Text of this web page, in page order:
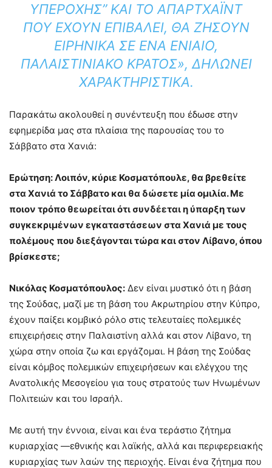
ΥΠΕΡΟΧΉΣ” ΚΑΙ ΤΟ ΑΠΑΡΤΧΆΙΝΤ
ΠΟΥ ΈΧΟΥΝ ΕΠΙΒΆΛΕΙ, ΘΑ ΖΉΣΟΥΝ
ΕΙΡΗΝΙΚΆ ΣΕ ΈΝΑ ΕΝΙΑΊΟ,
ΠΑΛΑΙΣΤΙΝΙΑΚΌ ΚΡΆΤΟΣ», ΔΗΛΏΝΕΙ
ΧΑΡΑΚΤΗΡΙΣΤΙΚΆ.
Παρακάτω ακολουθεί η συνέντευξη που έδωσε στην
εφημερίδα μας στα πλαίσια της παρουσίας του το
Σάββατο στα Χανιά:
Ερώτηση: Λοιπόν, κύριε Κοσματόπουλε, θα βρεθείτε
στα Χανιά το Σάββατο και θα δώσετε μία ομιλία. Με
ποιον τρόπο θεωρείται ότι συνδέεται η ύπαρξη των
συγκεκριμένων εγκαταστάσεων στα Χανιά με τους
πολέμους που διεξάγονται τώρα και στον Λίβανο, όπου
βρίσκεστε;
Νικόλας Κοσματόπουλος: Δεν είναι μυστικό ότι η βάση
της Σούδας, μαζί με τη βάση του Ακρωτηρίου στην Κύπρο,
έχουν παίξει κομβικό ρόλο στις τελευταίες πολεμικές
επιχειρήσεις στην Παλαιστίνη αλλά και στον Λίβανο, τη
χώρα στην οποία ζω και εργάζομαι. Η βάση της Σούδας
είναι κόμβος πολεμικών επιχειρήσεων και ελέγχου της
Ανατολικής Μεσογείου για τους στρατούς των Ηνωμένων
Πολιτειών και του Ισραήλ.
Με αυτή την έννοια, είναι και ένα τεράστιο ζήτημα
κυριαρχίας —εθνικής και λαϊκής, αλλά και περιφερειακής
κυριαρχίας των λαών της περιοχής. Είναι ένα ζήτημα που